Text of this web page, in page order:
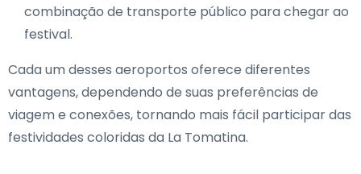
combinação de transporte público para chegar ao
festival.
Cada um desses aeroportos oferece diferentes
vantagens, dependendo de suas preferências de
viagem e conexões, tornando mais fácil participar das
festividades coloridas da La Tomatina.